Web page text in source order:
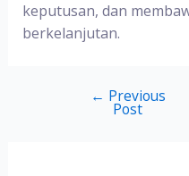
keputusan, dan
berkelanjutan.
← Previous
Post